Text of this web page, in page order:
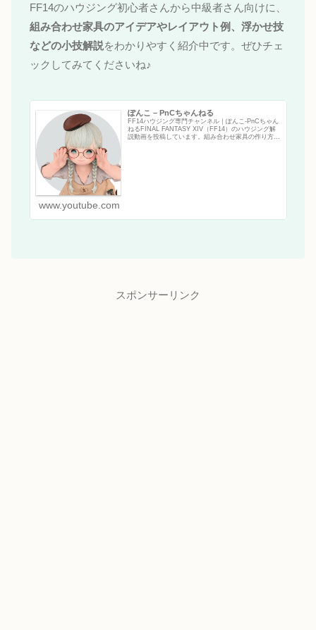
FF14のハウジング初心者さんから中級者さん向けに、
組み合わせ家具のアイデアやレイアウト例、浮かせ技
などの小技解説をわかりやすく紹介中です。ぜひチェ
ックしてみてくださいね♪
ぽんこ – PnCちゃんねる
FF14ハウジング専門チャンネル｜ぽんこ‐PnCちゃん
ねるFINAL FANTASY XIV（FF14）のハウジング解
説動画を投稿しています。組み合わせ家具の作り方・
www.youtube.com
スポンサーリンク